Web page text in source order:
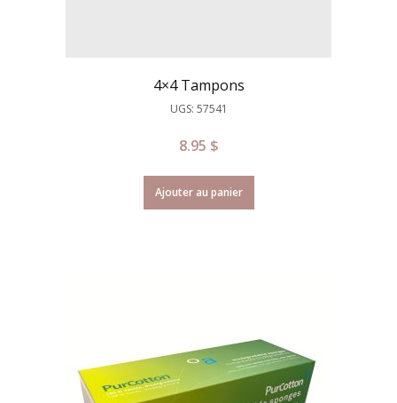
4×4 Tampons
UGS: 57541
8.95 $
Ajouter au panier